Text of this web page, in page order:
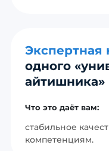
Экспертная
одного
айтишника»
Что это даёт вам:
стабильное
компетенциям.